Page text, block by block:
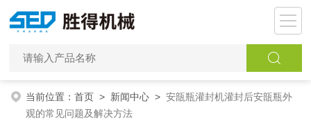
当前位置：首页 > 新闻中心 >安瓿瓶灌封机灌封后安瓿瓶外
观的常见问题及解决方法